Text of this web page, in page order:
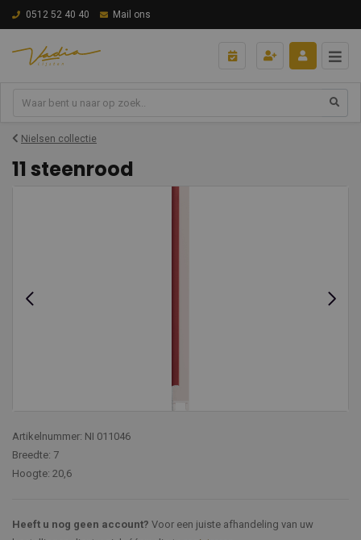
0512 52 40 40 Mail ons
Nielsen collectie
11 steenrood
Artikelnummer: NI 011046
Breedte: 7
Hoogte: 20,6
Heeft u nog geen account? Voor een juiste afhandeling van uw